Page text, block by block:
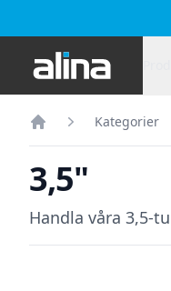
Alina.se
Hem
Kategorier
3,5"
Handla våra 3,5-